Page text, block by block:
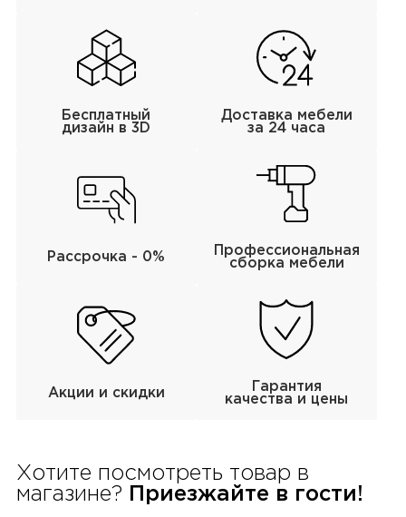
Бесплатный
дизайн в 3D
Доставка мебели
за 24 часа
Рассрочка - 0%
Профессиональная
сборка мебели
Акции и скидки
Гарантия
качества и цены
Хотите посмотреть товар в
магазине? Приезжайте в гости!